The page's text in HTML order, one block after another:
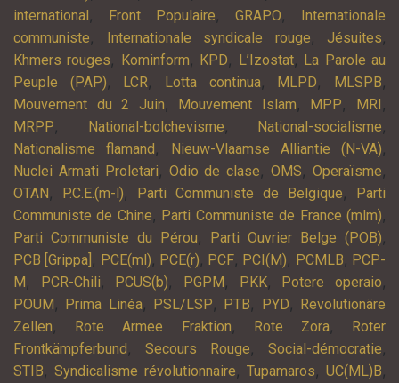
international , Front Populaire, GRAPO,
Internationale
communiste, Internationale syndicale rouge, Jésuites,
Khmers rouges, Kominform, KPD, L’Izostat, La Parole au
Peuple (PAP), LCR, Lotta continua, MLPD, MLSPB,
Mouvement du 2 Juin, Mouvement Islam, MPP, MRI ,
MRPP, National-bolchevisme, National-socialisme,
Nationalisme flamand , Nieuw-Vlaamse Alliantie (N-VA),
Nuclei Armati Proletari, Odio de clase,OMS,Operaïsme,
OTAN , P.C.E.(m-l), Parti Communiste de Belgique,
Parti
Communiste de Chine, Parti Communiste de France (mlm),
Parti Communiste du Pérou, Parti Ouvrier Belge (POB),
PCB [Grippa] , PCE(ml), PCE(r), PCF, PCI(M), PCMLB, PCP-
M , PCR-Chili, PCUS(b), PGPM , PKK, Potere operaio,
POUM , Prima Linéa, PSL/LSP, PTB, PYD,
Revolutionäre
Zellen, Rote Armee Fraktion, Rote Zora,
Roter
Frontkämpferbund , Secours Rouge, Social-démocratie,
STIB, Syndicalisme révolutionnaire, Tupamaros, UC(ML)B,